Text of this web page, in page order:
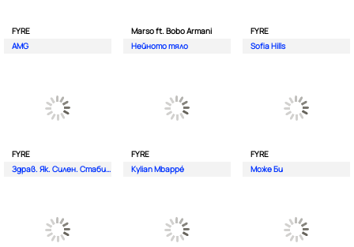
FYRE
AMG
Marso ft. Bobo Armani
Нейното тяло
FYRE
Sofia Hills
FYRE
Здрав. Як. Силен. Стабилен.
FYRE
Kylian Mbappé
FYRE
Може Би